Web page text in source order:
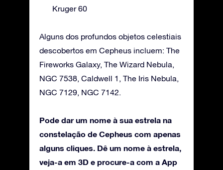
Kruger 60
Alguns dos profundos objetos celestiais
descobertos em Cepheus incluem: The
Fireworks Galaxy, The Wizard Nebula,
NGC 7538, Caldwell 1, The Iris Nebula,
NGC 7129, NGC 7142.
Pode dar um nome à sua estrela na
constelação de Cepheus com apenas
alguns cliques. Dê um nome à estrela,
veja-a em 3D e procure-a com a App